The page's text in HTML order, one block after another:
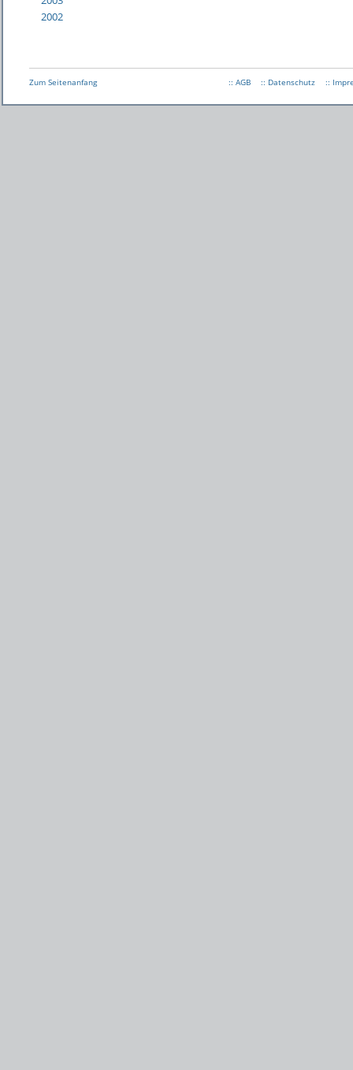
2002
Zum Seitenanfang :: AGB :: Datenschutz ::